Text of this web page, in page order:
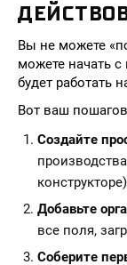
Вы не можете
можете начать с
будет работать
Вот ваш
Создайте
Добавьте
все поля,
Соберите